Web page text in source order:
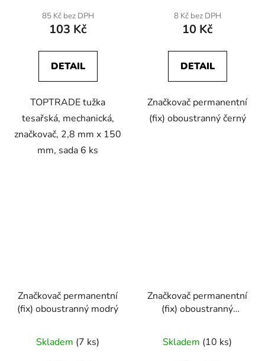
85 Kč bez DPH
103 Kč
DETAIL
TOPTRADE tužka
tesařská, mechanická,
značkovač, 2,8 mm x 150
mm, sada 6 ks
8 Kč bez DPH
10 Kč
DETAIL
Značkovač permanentní
(fix) oboustranný černý
Značkovač permanentní
(fix) oboustranný modrý
Skladem (7 ks)
Značkovač permanentní
(fix) oboustranný
Skladem (10 ks)